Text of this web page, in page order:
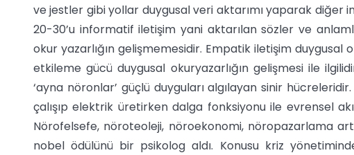
ve jestler gibi yollar duygusal veri aktarımı yaparak diğer
20-30’u informatif iletişim yani aktarılan sözler ve
okur yazarlığın gelişmemesidir. Empatik iletişim duygusal
etkileme gücü duygusal okuryazarlığın gelişmesi ile
‘ayna nöronlar’ güçlü duyguları algılayan sinir
çalışıp elektrik üretirken dalga fonksiyonu ile evrensel
Nörofelsefe, nöroteoleji, nöroekonomi, nöropazarlama
nobel ödülünü bir psikolog aldı. Konusu kriz